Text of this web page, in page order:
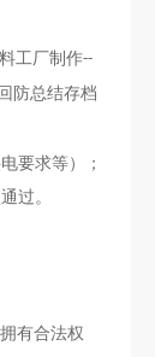
工厂制作--
回防总结存档
要求等）；
过。
有合法权